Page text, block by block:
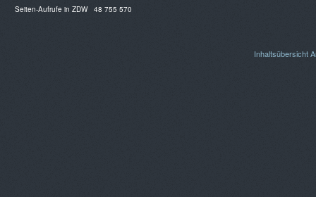
Seiten-Aufrufe in ZDW 48 755 570
Inhaltsübersicht